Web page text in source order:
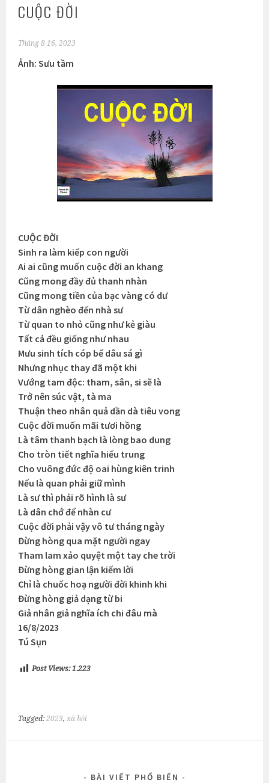
CUỘC ĐỜI
Tháng 8 16, 2023
Ảnh: Sưu tầm
CUỘC ĐỜI
Sinh ra làm kiếp con người
Ai ai cũng muốn cuộc đời an khang
Cũng mong đầy đủ thanh nhàn
Cũng mong tiền của bạc vàng có dư
Từ dân nghèo đến nhà sư
Từ quan to nhỏ cũng như kẻ giàu
Tất cả đều giống như nhau
Mưu sinh tích cóp bể dâu sá gì
Nhưng nhục thay đã một khi
Vướng tam độc: tham, sân, si sẽ là
Trở nên súc vật, tà ma
Thuận theo nhân quả dần dà tiêu vong
Cuộc đời muốn mãi tươi hồng
Là tâm thanh bạch là lòng bao dung
Cho tròn tiết nghĩa hiếu trung
Cho vuông đức độ oai hùng kiên trinh
Nếu là quan phải giữ mình
Là sư thì phải rõ hình là sư
Là dân chớ để nhàn cư
Cuộc đời phải vậy vô tư tháng ngày
Đừng hòng qua mặt người ngay
Tham lam xảo quyệt một tay che trời
Đừng hòng gian lận kiếm lời
Chỉ là chuốc hoạ người đời khinh khi
Đừng hòng giả dạng từ bi
Giả nhân giả nghĩa ích chi đâu mà
16/8/2023
Tú Sụn
Post Views: 1.223
Tagged:2023,xã hội
BÀI VIẾT PHỔ BIẾN